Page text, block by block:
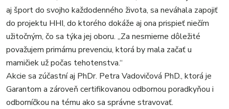
aj šport do svojho každodenného života, sa neváhala zapojiť
do projektu HHI, do ktorého dokáže aj ona prispieť niečím
užitočným, čo sa týka jej oboru. „Za nesmierne dôležité
považujem primárnu prevenciu, ktorá by mala začať u
mamičiek už počas tehotenstva.“
Akcie sa zúčastní aj PhDr. Petra Vadovičová PhD., ktorá je
Garantom a zároveň certifikovanou odbornou poradkyňou i
odborníčkou na tému ako sa správne stravovať.